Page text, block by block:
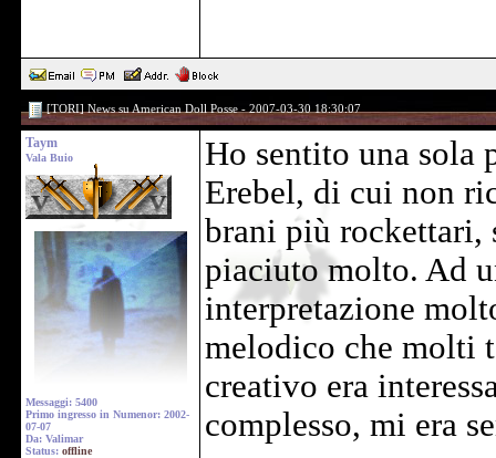
[TORI] News su American Doll Posse - 2007-03-30 18:30:07
Taym
Vala Buio
Messaggi: 5400
Primo ingresso in Numenor: 2002-
07-07
Da: Valimar
Status: offline
Ho sentito una sola
Erebel, di cui non
brani più rockettari,
piaciuto molto. Ad
interpretazione
melodico che molti
creativo era
complesso, mi era